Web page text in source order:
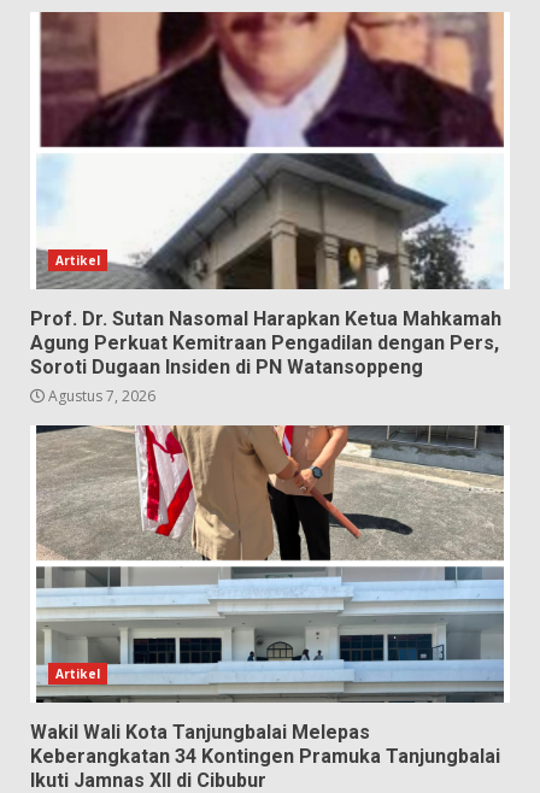
Artikel
Prof. Dr. Sutan Nasomal Harapkan Ketua Mahkamah
Agung Perkuat Kemitraan Pengadilan dengan Pers,
Soroti Dugaan Insiden di PN Watansoppeng
Agustus 7, 2026
Artikel
Wakil Wali Kota Tanjungbalai Melepas
Keberangkatan 34 Kontingen Pramuka Tanjungbalai
Ikuti Jamnas XII di Cibubur